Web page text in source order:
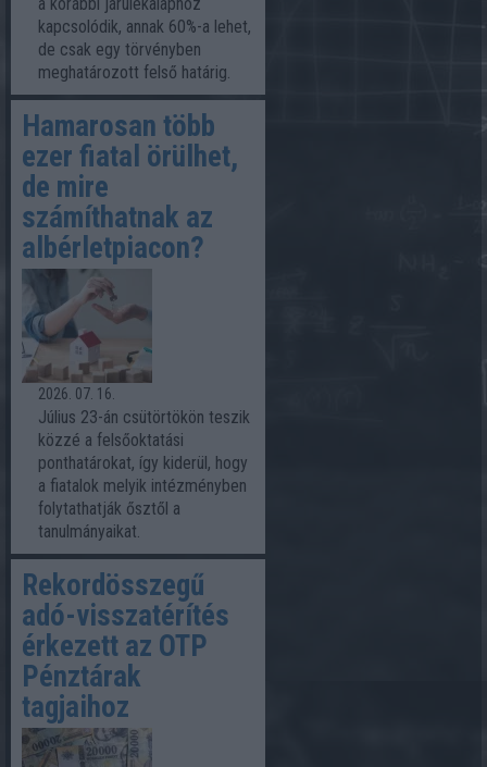
kapcsolódik, annak 60%-a lehet,
de csak egy törvényben
meghatározott felső határig.
Hamarosan több
ezer fiatal örülhet,
de mire
számíthatnak az
albérletpiacon?
2026. 07. 16.
Július 23-án csütörtökön teszik
közzé a felsőoktatási
ponthatárokat, így kiderül, hogy
a fiatalok melyik intézményben
folytathatják ősztől a
tanulmányaikat.
Rekordösszegű
adó-visszatérítés
érkezett az OTP
Pénztárak
tagjaihoz